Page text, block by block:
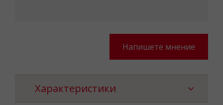
Напишете мнение
Характеристики